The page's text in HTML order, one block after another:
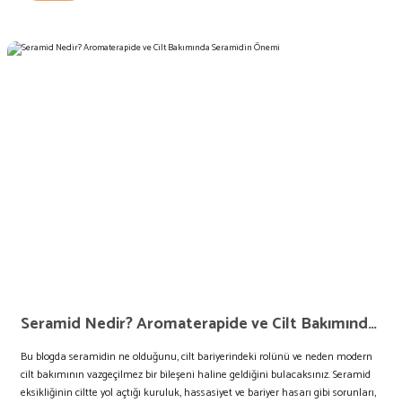
Seramid Nedir? Aromaterapide ve Cilt Bakımında Seramidin Önemi
Bu blogda seramidin ne olduğunu, cilt bariyerindeki rolünü ve neden modern
cilt bakımının vazgeçilmez bir bileşeni haline geldiğini bulacaksınız. Seramid
eksikliğinin ciltte yol açtığı kuruluk, hassasiyet ve bariyer hasarı gibi sorunları,